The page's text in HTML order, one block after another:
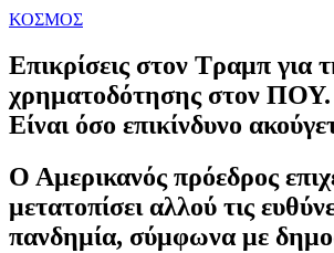
ΚΟΣΜΟΣ
Επικρίσεις στον Τραμπ για
χρηματοδότησης στον ΠΟΥ.
Είναι όσο επικίνδυνο
Ο Αμερικανός πρόεδρος
μετατοπίσει αλλού τις
πανδημία, σύμφωνα με